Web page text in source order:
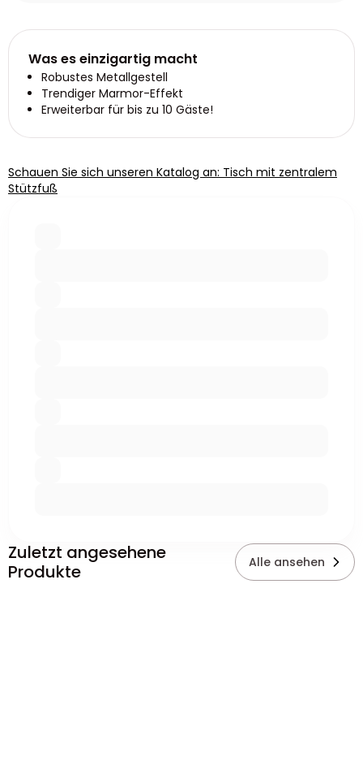
Was es einzigartig macht
Robustes Metallgestell
Trendiger Marmor-Effekt
Erweiterbar für bis zu 10 Gäste!
Schauen Sie sich unseren Katalog an: Tisch mit zentralem
Stützfuß
Zuletzt angesehene
Produkte
Alle ansehen